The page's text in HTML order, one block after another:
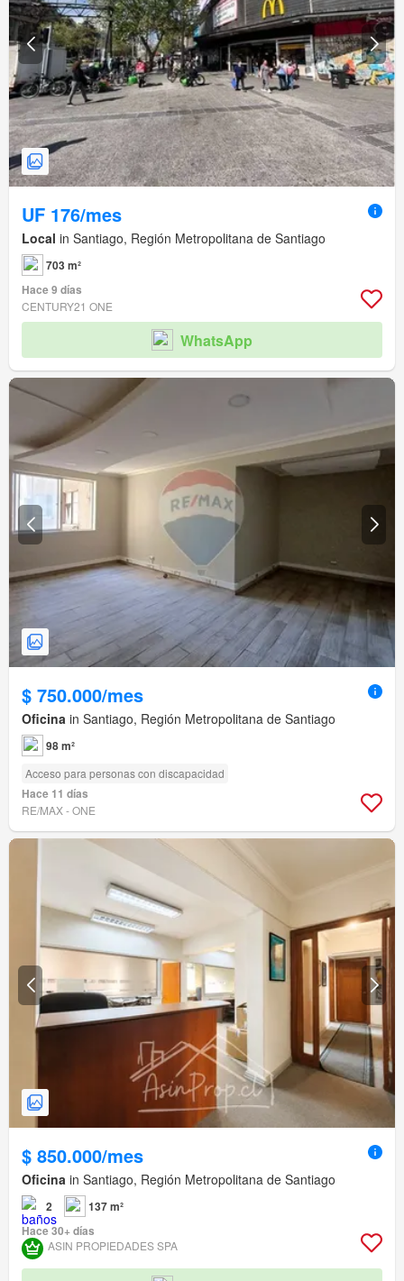
UF 176/mes
Local in Santiago, Región Metropolitana de Santiago
703 m²
Hace 9 días
CENTURY21 ONE
WhatsApp
$ 750.000/mes
Oficina in Santiago, Región Metropolitana de Santiago
98 m²
Acceso para personas con discapacidad
Hace 11 días
RE/MAX - ONE
$ 850.000/mes
Oficina in Santiago, Región Metropolitana de Santiago
2
137 m²
Hace 30+ días
ASIN PROPIEDADES SPA